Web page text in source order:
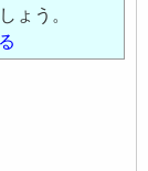
ょう。